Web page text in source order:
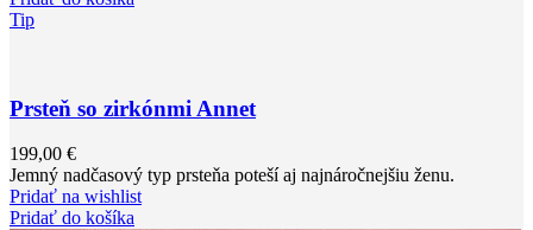
Tip
Prsteň so zirkónmi Annet
199,00 €
Jemný nadčasový typ prsteňa poteší aj najnáročnejšiu ženu.
Pridať na wishlist
Pridať do košíka